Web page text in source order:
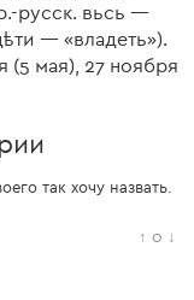
русск. вьсь —
— «владеть»).
(5 мая), 27 ноября
так хочу назвать.
↑ 0 ↓